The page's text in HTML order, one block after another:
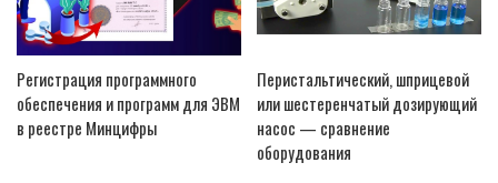
Регистрация программного
обеспечения и программ для ЭВМ
в реестре Минцифры
Перистальтический, шприцевой
или шестеренчатый дозирующий
насос — сравнение
оборудования